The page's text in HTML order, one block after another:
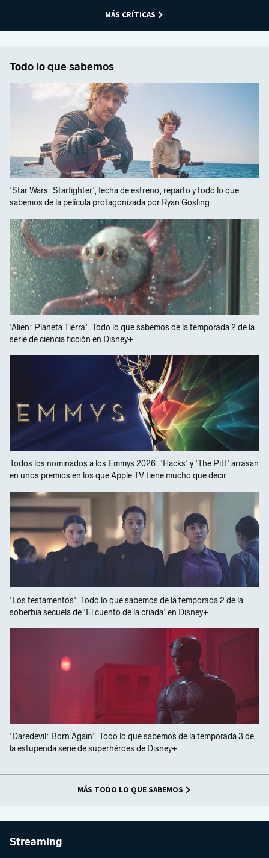
MÁS CRÍTICAS
Todo lo que sabemos
'Star Wars: Starfighter', fecha de estreno, reparto y todo lo que
sabemos de la película protagonizada por Ryan Gosling
'Alien: Planeta Tierra'. Todo lo que sabemos de la temporada 2 de la
serie de ciencia ficción en Disney+
Todos los nominados a los Emmys 2026: 'Hacks' y 'The Pitt' arrasan
en unos premios en los que Apple TV tiene mucho que decir
'Los testamentos'. Todo lo que sabemos de la temporada 2 de la
soberbia secuela de 'El cuento de la criada' en Disney+
'Daredevil: Born Again'. Todo lo que sabemos de la temporada 3 de
la estupenda serie de superhéroes de Disney+
MÁS TODO LO QUE SABEMOS
Streaming